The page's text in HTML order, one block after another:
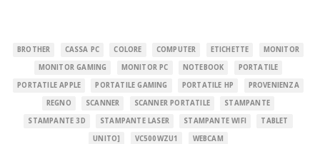
BROTHER CASSA PC COLORE COMPUTER ETICHETTE
MONITOR
MONITOR GAMING
MONITOR PC NOTEBOOK
PORTATILE
PORTATILE APPLE
PORTATILE GAMING PORTATILE HP
PROVENIENZA
REGNO
SCANNER SCANNER PORTATILE
STAMPANTE
STAMPANTE 3D
STAMPANTE LASER STAMPANTE WIFI
TABLET
UNITO]
VC500WZU1 WEBCAM